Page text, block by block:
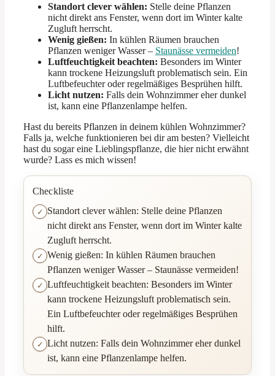
Standort clever wählen: Stelle deine Pflanzen
nicht direkt ans Fenster, wenn dort im Winter kalte
Zugluft herrscht.
Wenig gießen: In kühlen Räumen brauchen
Pflanzen weniger Wasser – Staunässe vermeiden!
Luftfeuchtigkeit beachten: Besonders im Winter
kann trockene Heizungsluft problematisch sein. Ein
Luftbefeuchter oder regelmäßiges Besprühen hilft.
Licht nutzen: Falls dein Wohnzimmer eher dunkel
ist, kann eine Pflanzenlampe helfen.
Hast du bereits Pflanzen in deinem kühlen Wohnzimmer?
Falls ja, welche funktionieren bei dir am besten? Vielleicht
hast du sogar eine Lieblingspflanze, die hier nicht erwähnt
wurde? Lass es mich wissen!
Checkliste
Standort clever wählen: Stelle deine Pflanzen
nicht direkt ans Fenster, wenn dort im Winter kalte
Zugluft herrscht.
Wenig gießen: In kühlen Räumen brauchen
Pflanzen weniger Wasser – Staunässe vermeiden!
Luftfeuchtigkeit beachten: Besonders im Winter
kann trockene Heizungsluft problematisch sein.
Ein Luftbefeuchter oder regelmäßiges Besprühen
hilft.
Licht nutzen: Falls dein Wohnzimmer eher dunkel
ist, kann eine Pflanzenlampe helfen.